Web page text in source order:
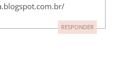
RESPONDER